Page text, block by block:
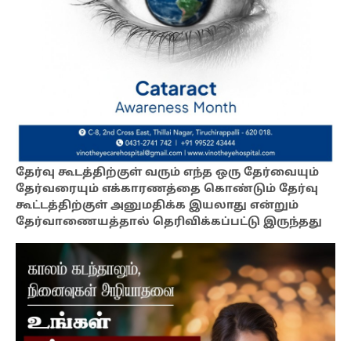
தேர்வு கூடத்திற்குள் வரும் எந்த ஒரு தேர்வையும்
தேர்வரையும் எக்காரணத்தை கொண்டும் தேர்வு
கூட்டத்திற்குள் அனுமதிக்க இயலாது என்றும்
தேர்வாணையத்தால் தெரிவிக்கப்பட்டு இருந்தது